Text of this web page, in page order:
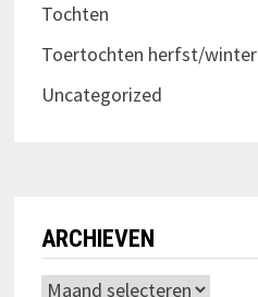
Tochten
Toertochten herfst/winter
Uncategorized
ARCHIEVEN
Archieven